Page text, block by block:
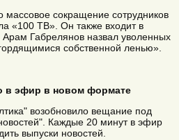
сокращение сотрудников
«100 ТВ». Он также входит в
Габрелянов назвал уволенных
собственной ленью».
в эфир в новом формате
возобновило вещание под
Каждые 20 минут в эфир
выпуски новостей.